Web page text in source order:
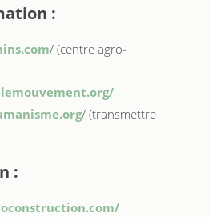
:
/ (centre agro-
/ (transmettre
: